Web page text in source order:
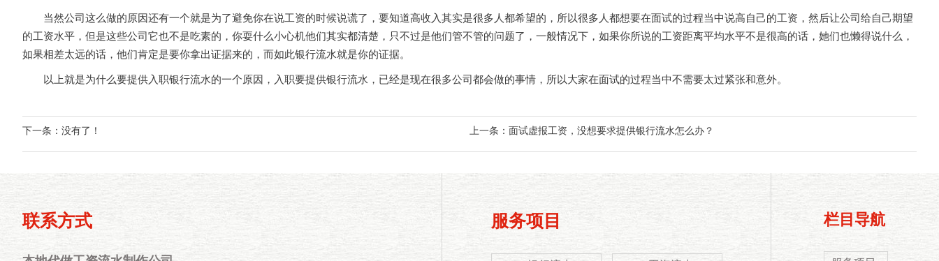
当然公司这么做的原因还有一个就是为了避免你在说工资的时候说谎了，要知道高收入其实是很多人都希望的，所以很多人都想要在面试的过程当中说高自己的工资，然后让公司给自己期望
的工资水平，但是这些公司它也不是吃素的，你耍什么小心机他们其实都清楚，只不过是他们管不管的问题了，一般情况下，如果你所说的工资距离平均水平不是很高的话，她们也懒得说什么，
如果相差太远的话，他们肯定是要你拿出证据来的，而如此银行流水就是你的证据。
以上就是为什么要提供入职银行流水的一个原因，入职要提供银行流水，已经是现在很多公司都会做的事情，所以大家在面试的过程当中不需要太过紧张和意外。
上一条： 面试虚报工资，没想要求提供银行流水怎么办？
下一条：没有了！
联系方式 服务项目 栏目导航